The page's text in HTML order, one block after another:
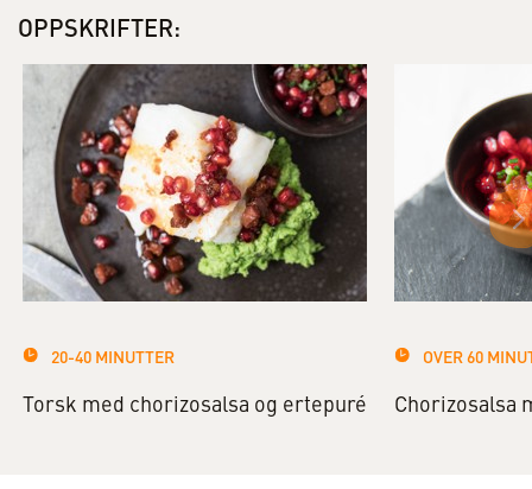
OPPSKRIFTER:
20-40 MINUTTER
Torsk med chorizosalsa og ertepuré
OVER 60
Chorizosalsa